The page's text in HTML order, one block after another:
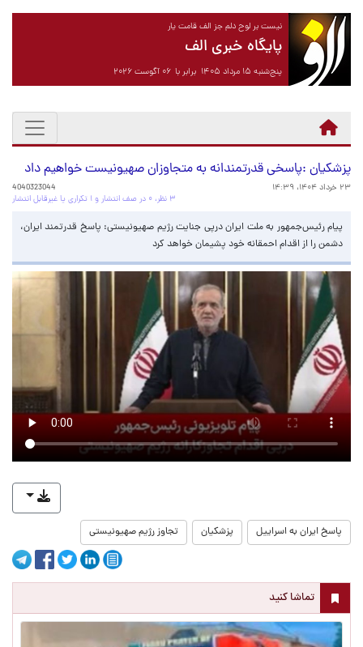
نیست بر لوح دلم جز الف قامت یار
پایگاه خبری الف
پنج‌شنبه ۱۵ مرداد ۱۴۰۵ برابر با ۰۶ آگوست ۲۰۲۶
پزشکیان :پاسخی قدرتمندانه به متجاوزان صهیونیست خواهیم داد
۲۳ خرداد ۱۴۰۴، ۱۴:۳۹
4040323044
۳ نظر، ۰ در صف انتشار و ۱ تکراری یا غیرقابل انتشار
پیام رئیس‌جمهور به ملت ایران درپی جنایت رژیم صهیونیستی: پاسخ قدرتمند ایران،
دشمن را از اقدام احمقانه خود پشیمان خواهد کرد
پاسخ ایران به اسراییل پزشکیان تجاوز رژیم صهیونیستی
تماشا کنید